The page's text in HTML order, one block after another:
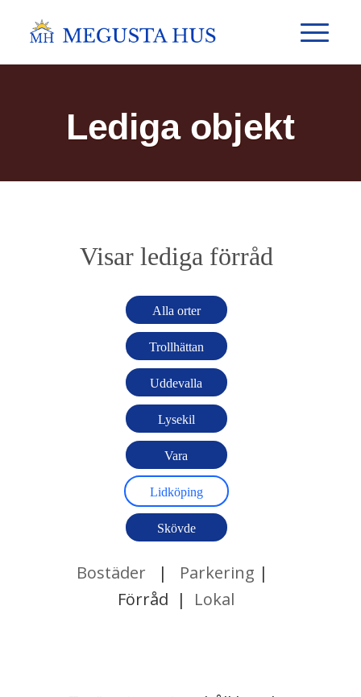
Lediga objekt
Visar lediga förråd
Alla orter
Trollhättan
Uddevalla
Lysekil
Vara
Lidköping
Skövde
Bostäder | Parkering |
Förråd | Lokal